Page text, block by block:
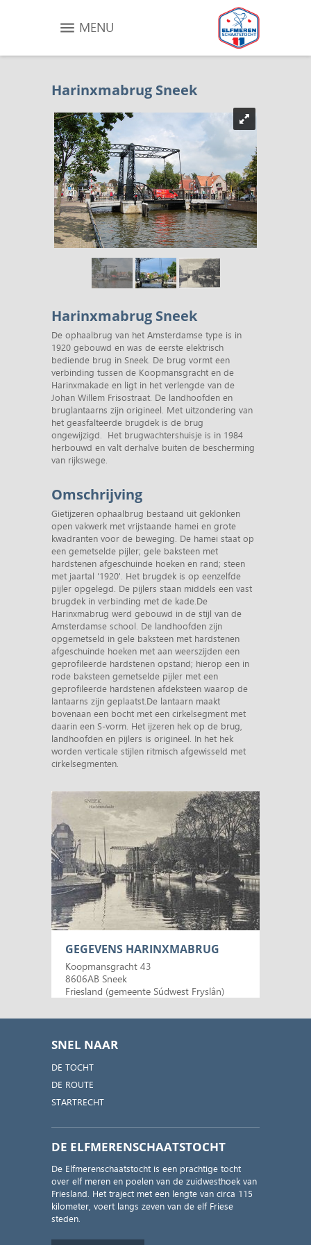
MENU
Harinxmabrug Sneek
Harinxmabrug Sneek
De ophaalbrug van het Amsterdamse type is in
1920 gebouwd en was de eerste elektrisch
bediende brug in Sneek. De brug vormt een
verbinding tussen de Koopmansgracht en de
Harinxmakade en ligt in het verlengde van de
Johan Willem Frisostraat. De landhoofden en
bruglantaarns zijn origineel. Met uitzondering van
het geasfalteerde brugdek is de brug
ongewijzigd. Het brugwachtershuisje is in 1984
herbouwd en valt derhalve buiten de bescherming
van rijkswege.
Omschrijving
Gietijzeren ophaalbrug bestaand uit geklonken
open vakwerk met vrijstaande hamei en grote
kwadranten voor de beweging. De hamei staat op
een gemetselde pijler; gele baksteen met
hardstenen afgeschuinde hoeken en rand; steen
met jaartal '1920'. Het brugdek is op eenzelfde
pijler opgelegd. De pijlers staan middels een vast
brugdek in verbinding met de kade.De
Harinxmabrug werd gebouwd in de stijl van de
Amsterdamse school. De landhoofden zijn
opgemetseld in gele baksteen met hardstenen
afgeschuinde hoeken met aan weerszijden een
geprofileerde hardstenen opstand; hierop een in
rode baksteen gemetselde pijler met een
geprofileerde hardstenen afdeksteen waarop de
lantaarns zijn geplaatst.De lantaarn maakt
bovenaan een bocht met een cirkelsegment met
daarin een S-vorm. Het ijzeren hek op de brug,
landhoofden en pijlers is origineel. In het hek
worden verticale stijlen ritmisch afgewisseld met
cirkelsegmenten.
GEGEVENS HARINXMABRUG
Koopmansgracht 43
8606AB Sneek
Friesland (gemeente Súdwest Fryslân)
SNEL NAAR
DE TOCHT
DE ROUTE
STARTRECHT
DE ELFMERENSCHAATSTOCHT
De Elfmerenschaatstocht is een prachtige tocht
over elf meren en poelen van de zuidwesthoek van
Friesland. Het traject met een lengte van circa 115
kilometer, voert langs zeven van de elf Friese
steden.